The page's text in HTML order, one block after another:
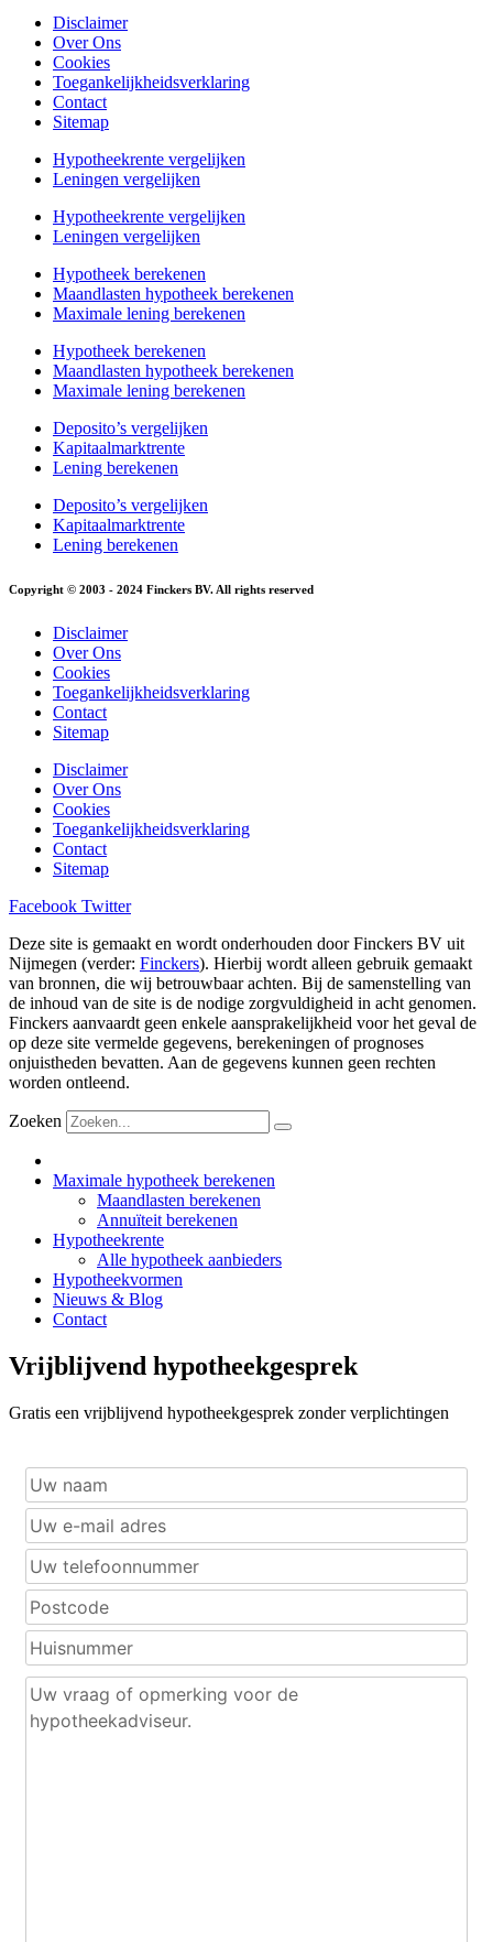
Disclaimer
Over Ons
Cookies
Toegankelijkheidsverklaring
Contact
Sitemap
Hypotheekrente vergelijken
Leningen vergelijken
Hypotheekrente vergelijken
Leningen vergelijken
Hypotheek berekenen
Maandlasten hypotheek berekenen
Maximale lening berekenen
Hypotheek berekenen
Maandlasten hypotheek berekenen
Maximale lening berekenen
Deposito’s vergelijken
Kapitaalmarktrente
Lening berekenen
Deposito’s vergelijken
Kapitaalmarktrente
Lening berekenen
Copyright © 2003 - 2024 Finckers BV. All rights reserved
Disclaimer
Over Ons
Cookies
Toegankelijkheidsverklaring
Contact
Sitemap
Disclaimer
Over Ons
Cookies
Toegankelijkheidsverklaring
Contact
Sitemap
Facebook Twitter
Deze site is gemaakt en wordt onderhouden door Finckers BV uit
Nijmegen (verder: Finckers). Hierbij wordt alleen gebruik gemaakt
van bronnen, die wij betrouwbaar achten. Bij de samenstelling van
de inhoud van de site is de nodige zorgvuldigheid in acht genomen.
Finckers aanvaardt geen enkele aansprakelijkheid voor het geval de
op deze site vermelde gegevens, berekeningen of prognoses
onjuistheden bevatten. Aan de gegevens kunnen geen rechten
worden ontleend.
Zoeken
Maximale hypotheek berekenen
Maandlasten berekenen
Annuïteit berekenen
Hypotheekrente
Alle hypotheek aanbieders
Hypotheekvormen
Nieuws & Blog
Contact
Vrijblijvend hypotheekgesprek
Gratis een vrijblijvend hypotheekgesprek zonder verplichtingen